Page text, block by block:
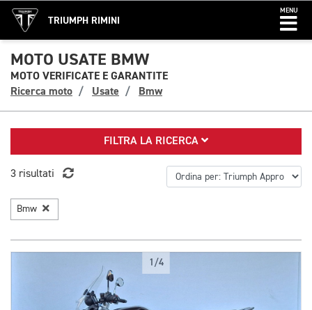
TRIUMPH RIMINI
MENU
MOTO USATE BMW
MOTO VERIFICATE E GARANTITE
Ricerca moto
Usate Bmw
FILTRA LA RICERCA
3 risultati
Bmw
1/4